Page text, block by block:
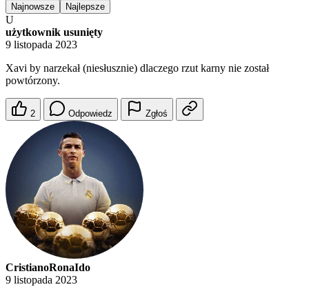
Najnowsze Najlepsze
U
użytkownik usunięty
9 listopada 2023
Xavi by narzekał (niesłusznie) dlaczego rzut karny nie został
powtórzony.
2 Odpowiedz Zgłoś
CristianoRonaIdo
9 listopada 2023